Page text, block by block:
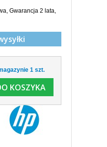
Gwarancja 2 lata,
magazynie 1 szt.
KOSZYKA